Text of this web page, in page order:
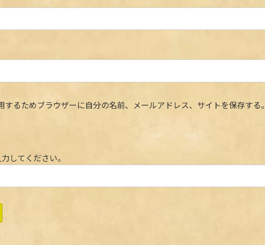
するためブラウザーに自分の名前、メールアドレス、サイトを保存する。
してください。